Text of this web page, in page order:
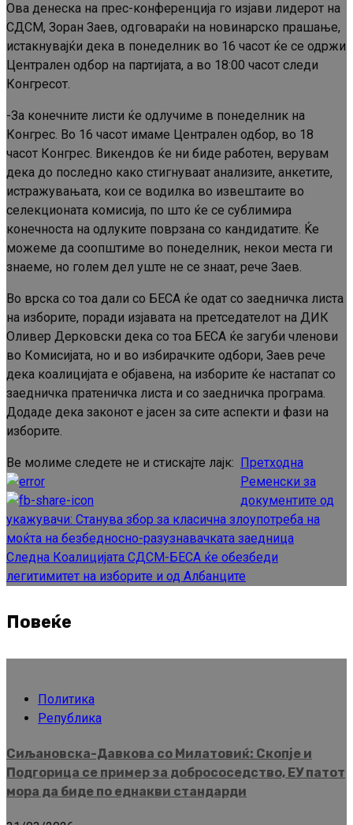
Ова денеска на прес-конференција го изјави лидерот на
СДСМ, Зоран Заев, одговараќи на новинарско прашање,
истакнувајќи дека в понеделник во 16 часот ќе се одржи
Централен одбор на партијата, а во 18:00 часот следи
Конгресот.
-За конечните листи ќе одлучиме в понеделник на
Конгрес. Во 16 часот имаме Централен одбор, во 18
часот Конгрес. Викендов ќе ни биде работен, верувам
дека до последно како стигнуваат анализите, анкетите,
истражувањата, кои се водилка во извештаите во
селекционата комисија, по што ќе се сублимира
конечноста на одлуките поврзана со кандидатите. Ќе
можеме да соопштиме во понеделник, некои места ги
знаеме, но голем дел уште не се знаат, рече Заев.
Во врска со тоа дали со БЕСА ќе одат со заедничка листа
на изборите, поради изјавата на претседателот на ДИК
Оливер Дерковски дека со тоа БЕСА ќе загуби членови
во Комисијата, но и во избирачките одбори, Заев рече
дека коалицијата е објавена, на изборите ќе настапат со
заедничка пратеничка листа и со заедничка програма.
Додаде дека законот е јасен за сите аспекти и фази на
изборите.
Ве молиме следете не и стискајте лајк:
Continue
Reading
Претходна
Ременски за
документите од
укажувачи: Станува збор за класична злоупотреба на
моќта на безбедносно-разузнавачката заедница
Следна Коалицијата СДСМ-БЕСА ќе обезбеди
легитимитет на изборите и од Албанците
Повеќе
Политика
Република
Сиљановска-Давкова со Милатовиќ: Скопје и
Подгорица се пример за добрососедство, ЕУ патот
мора да биде по еднакви стандарди